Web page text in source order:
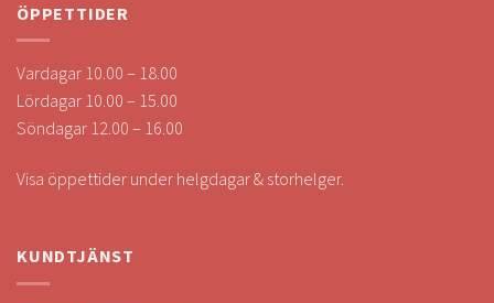
ÖPPETTIDER
Vardagar 10.00 – 18.00
Lördagar 10.00 – 15.00
Söndagar 12.00 – 16.00
Visa öppettider under helgdagar & storhelger.
KUNDTJÄNST